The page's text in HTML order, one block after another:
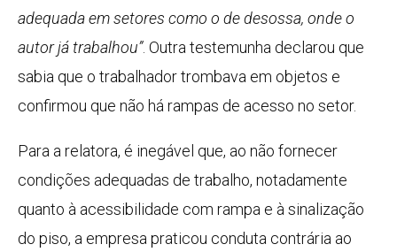
adequada em setores como o de desossa, onde o
autor já trabalhou”. Outra testemunha declarou que
sabia que o trabalhador trombava em objetos e
confirmou que não há rampas de acesso no setor.
Para a relatora, é inegável que, ao não fornecer
condições adequadas de trabalho, notadamente
quanto à acessibilidade com rampa e à sinalização
do piso, a empresa praticou conduta contrária ao